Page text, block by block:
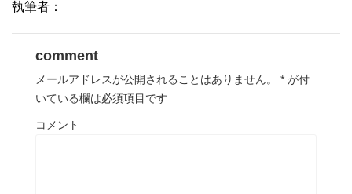
執筆者：
comment
メールアドレスが公開されることはありません。 * が付
いている欄は必須項目です
コメント